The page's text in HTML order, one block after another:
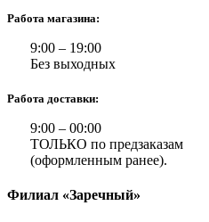
Работа магазина:
9:00 – 19:00
Без выходных
Работа доставки:
9:00 – 00:00
ТОЛЬКО по предзаказам
(оформленным ранее).
Филиал «Заречный»